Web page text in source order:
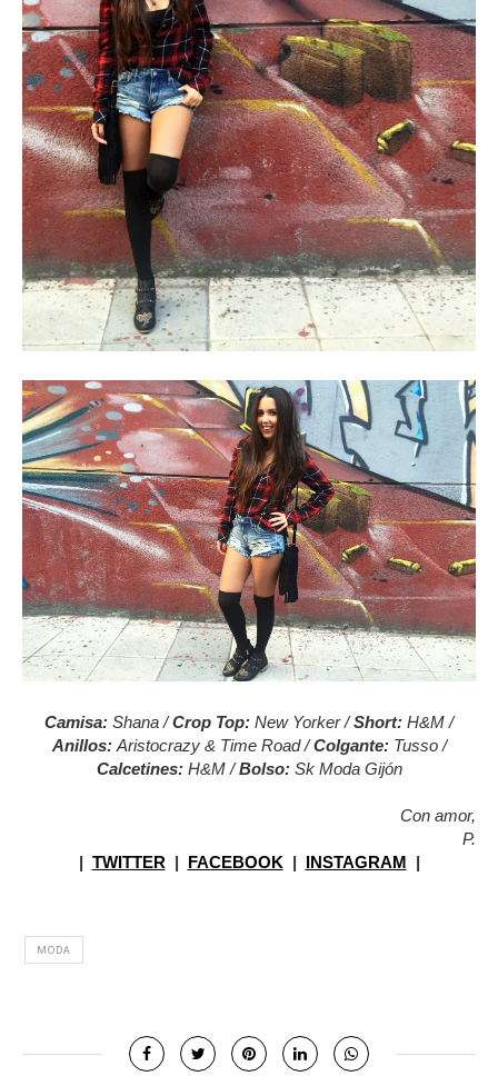
Camisa: Shana /Crop Top: New Yorker /Short: H&M /
Anillos: Aristocrazy & Time Road /Colgante: Tusso /
Calcetines: H&M /Bolso: Sk Moda Gijón
Con amor,
P.
| TWITTER | FACEBOOK | INSTAGRAM |
MODA